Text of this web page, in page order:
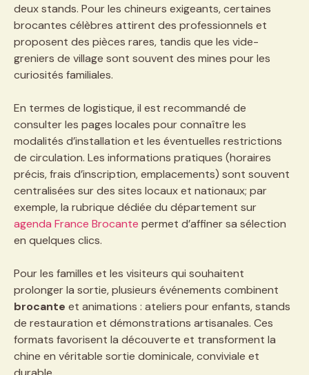
deux stands. Pour les chineurs exigeants, certaines
brocantes célèbres attirent des professionnels et
proposent des pièces rares, tandis que les vide-
greniers de village sont souvent des mines pour les
curiosités familiales.
En termes de logistique, il est recommandé de
consulter les pages locales pour connaître les
modalités d’installation et les éventuelles restrictions
de circulation. Les informations pratiques (horaires
précis, frais d’inscription, emplacements) sont souvent
centralisées sur des sites locaux et nationaux; par
exemple, la rubrique dédiée du département sur
agenda France Brocante permet d’affiner sa sélection
en quelques clics.
Pour les familles et les visiteurs qui souhaitent
prolonger la sortie, plusieurs événements combinent
brocante et animations : ateliers pour enfants, stands
de restauration et démonstrations artisanales. Ces
formats favorisent la découverte et transforment la
chine en véritable sortie dominicale, conviviale et